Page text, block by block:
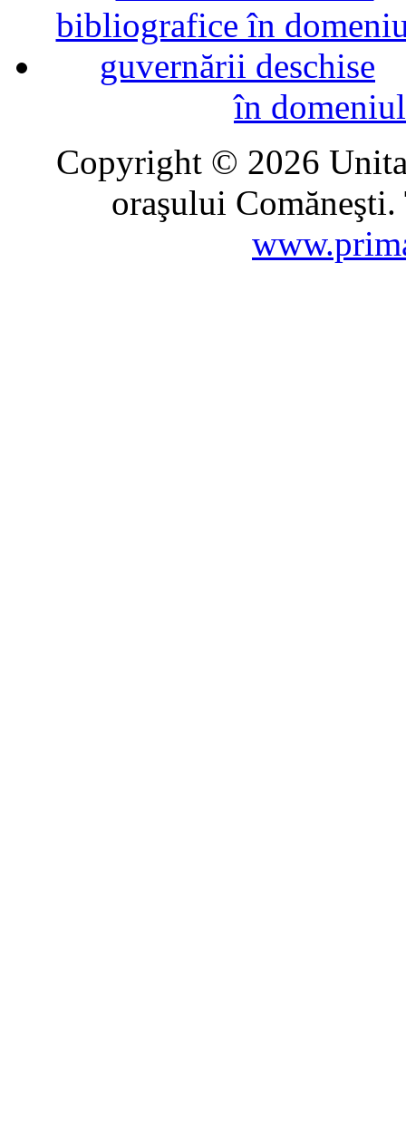
în
Copyright © 2026
oraşului